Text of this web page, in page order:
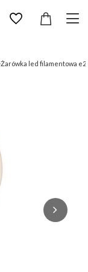
Żarówka led filamentowa